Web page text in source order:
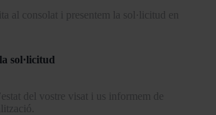
al consolat i presentem la sol·licitud en
sol·licitud
del vostre visat i us informem de